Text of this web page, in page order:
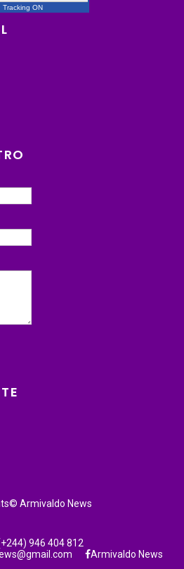
Tracking ON
Armivaldo News
946 404 812
Armivaldo News